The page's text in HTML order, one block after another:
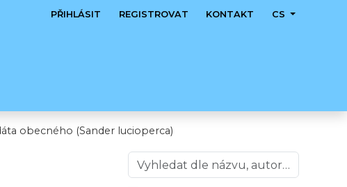
PŘIHLÁSIT REGISTROVAT KONTAKT CS
obecného (Sander lucioperca)